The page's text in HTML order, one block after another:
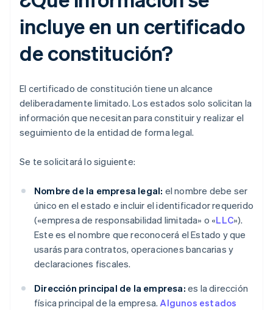
incluye en un certificado
de constitución?
El certificado de constitución tiene un alcance
deliberadamente limitado. Los estados solo solicitan la
información que necesitan para constituir y realizar el
seguimiento de la entidad de forma legal.
Se te solicitará lo siguiente:
Nombre de la empresa legal: el nombre debe ser
único en el estado e incluir el identificador requerido
(«empresa de responsabilidad limitada» o «LLC»).
Este es el nombre que reconocerá el Estado y que
usarás para contratos, operaciones bancarias y
declaraciones fiscales.
Dirección principal de la empresa: es la dirección
física principal de la empresa.Algunos estados